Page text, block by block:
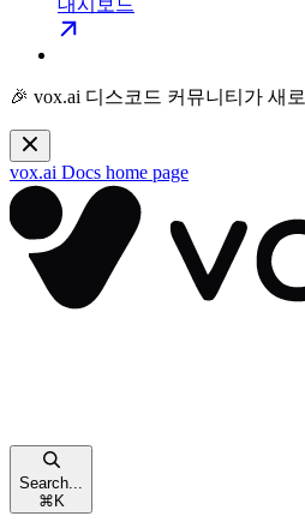
대시보드
🎉 vox.ai 디스코드 커뮤니티가 새
vox.ai Docs home page
Search...
⌘ K